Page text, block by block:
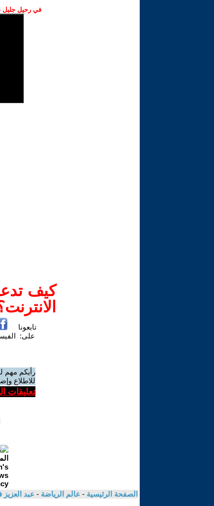
في رحيل جليل
كيف
تابعونا
على:
رأيكم مهم
للاطلاع
تعليقات
الصفحة الرئيسية - عالم الرياضة - عبد